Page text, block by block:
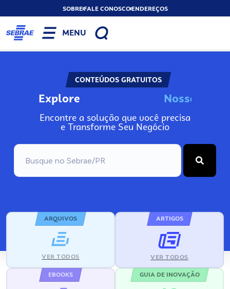
SOBREFALE CONOSCOENDEREÇOS
MENU
CONTEÚDOS GRATUITOS
Explore Nosso
Encontre a solução que você precisa
e Transforme Seu Negócio
ARQUIVOS
VER TODOS
ARTIGOS
VER TODOS
EBOOKS GUIA DE INOVAÇÃO